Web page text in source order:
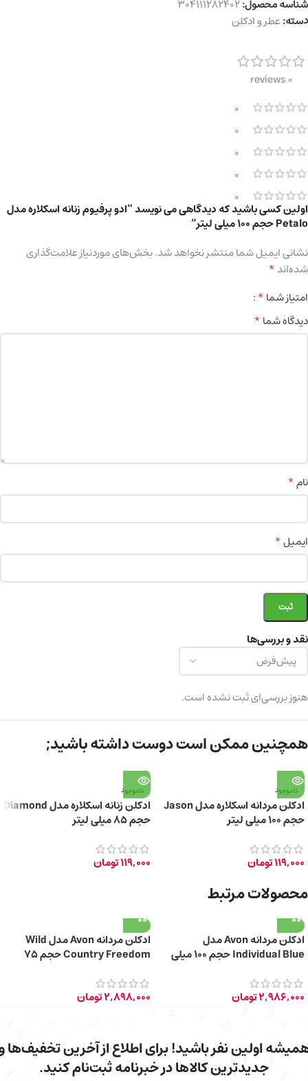
شناسه محصول:304111282402
دسته:عطر و ادکلن
0 reviews
0
0
0
0
0
نقد و بررسی‌ها
هنوز بررسی‌ای ثبت نشده است.
اولین کسی باشید که دیدگاهی می نویسد “ادو پرفیوم زنانه اسکلاره مدل
Petalo حجم 100 میلی لیتر”
نشانی ایمیل شما منتشر نخواهد شد.بخش‌های موردنیاز علامت‌گذاری
شده‌اند*
امتیاز شما*
دیدگاه شما*
نام*
ایمیل*
همچنین ممکن است دوست داشته باشید;
ناموجود
ادکلن مردانه اسکلاره مدل Jason
حجم 100 میلی لیتر
119,000تومان
ناموجود
ادکلن زنانه اسکلاره مدل Diamond
حجم 85 میلی لیتر
119,000تومان
محصولات مرتبط
ادکلن مردانه Avon مدل
Individual Blue حجم 100 میلی
2,986,000تومان
ادکلن مردانه Avon مدل Wild
Country Freedom حجم 75
2,898,000تومان
اولین نفر باشید! برای اطلاع از آخرین تخفیف‌ها
جدیدترین کالاها در خبرنامه ثبت‌نام کنید.